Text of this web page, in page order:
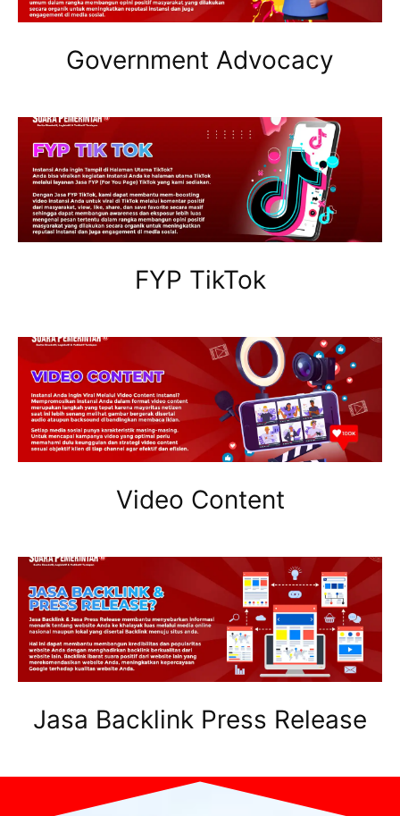
Government Advocacy
FYP TikTok
Video Content
Jasa Backlink Press Release